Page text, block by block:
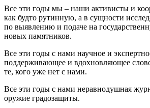
Все эти годы мы – наши активисты и
как будто рутинную, а в сущности
по выявлению и подаче на
новых памятников.
Все эти годы с нами научное и
поддерживающее и вдохновляющее
те, кого уже нет с нами.
Все эти годы с нами неравнодушная
оружие градозащиты.